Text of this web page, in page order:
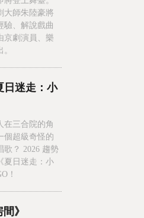
大師朱陸豪將
驗、解說戲曲
京劇演員、樂
日迷走：小
在三合院的角
個超級奇怪的
歌？ 2026 趨勢
夏日迷走：小
！
》